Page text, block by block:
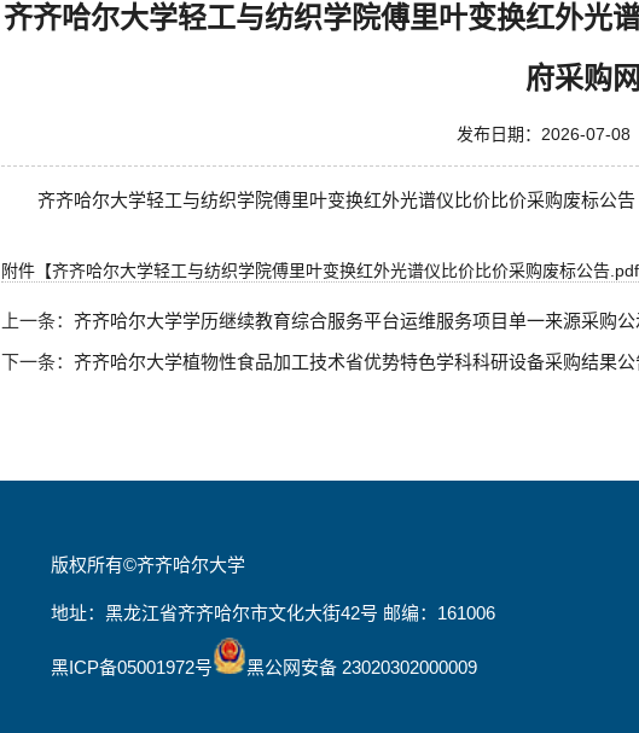
齐齐哈尔大学轻工与纺织学院傅里叶变换红外光
府采购网
发布日期：2026-07-
齐齐哈尔大学轻工与纺织学院傅里叶变换红外光谱仪比价比价采购废标公告
附件【齐齐哈尔大学轻工与纺织学院傅里叶变换红外光谱仪比价比价采购废标公告.pdf
上一条： 齐齐哈尔大学学历继续教育综合服务平台运维服务项目单一来源采购
下一条： 齐齐哈尔大学植物性食品加工技术省优势特色学科科研设备采购结果公
版权所有©齐齐哈尔大学
地址：黑龙江省齐齐哈尔市文化大街42号 邮编：161006
黑ICP备05001972号 黑公网安备 23020302000009